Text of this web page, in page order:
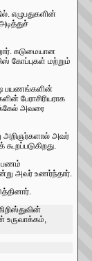
எழுபதுகளின்
கடுமையான
கோப்புகள் மற்றும்
பயணங்களின்
பேராசிரியராக
அவரை
அறிஞர்களால் அவர்
பணம்
அவர் உணர்ந்தார்.
உருவாக்கம்,